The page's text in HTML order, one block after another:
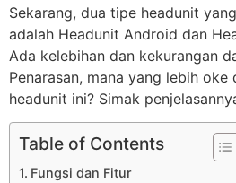
Sekarang, dua tipe headunit
adalah Headunit Android dan
Ada kelebihan dan kekurangan
Penarasan, mana yang lebih oke
headunit ini? Simak
Table of Contents
Fungsi dan Fitur